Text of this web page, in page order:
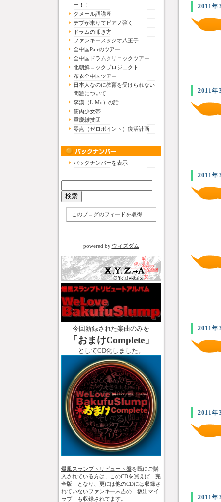
ー！！
クメール語講座
デブが来りてピアノ弾く
ドラムの叩き方
ファンキースタジオ八王子
全中国Pairのツアー
全中国ドラムクリニックツアー
北朝鮮ロックプロジェクト
布衣全中国ツアー
日本人なのに教育を受けられない
問題について
李漠（LiMo）の話
筋肉少女帯
重慶雑技団
零点（ゼロポイント）復活計画
バックナンバーを表示
このブログのフィードを取得
powered by ウィズダム
今回新録された楽曲のみを
「おまけComplete」
としてCD化しました。
爆風スランプトリビュート盤を既にご購
入されている方は、
このCDを買えば「完
全版」となり、更には他のCDには収録さ
れていないファンキー末吉の「坂出マイ
ラブ」も収録されてます。
2011年
2011年
2011年
2011年
2011年
2011年